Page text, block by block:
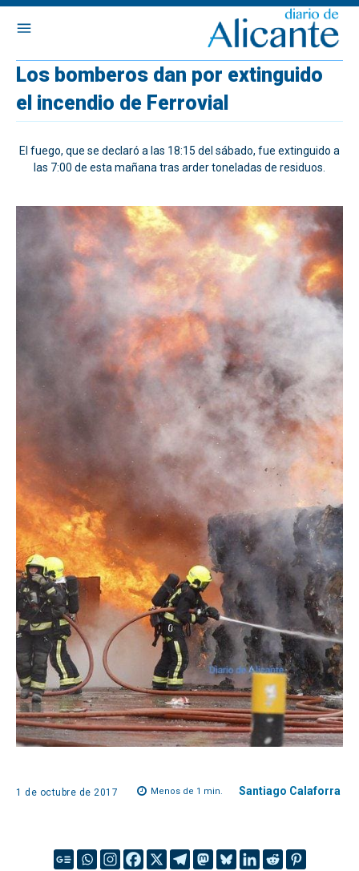
Los bomberos dan por extinguido
el incendio de Ferrovial
El fuego, que se declaró a las 18:15 del sábado, fue extinguido a
las 7:00 de esta mañana tras arder toneladas de residuos.
1 de octubre de 2017 Menos de 1 min. Santiago Calaforra